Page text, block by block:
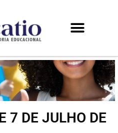
7 DE JULHO DE